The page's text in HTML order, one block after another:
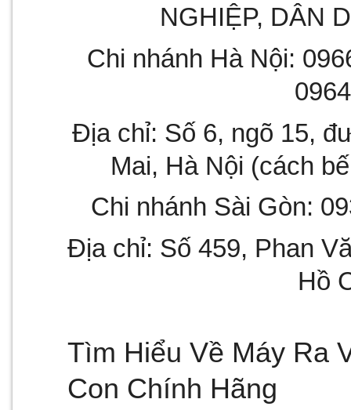
NGHIỆP, DÂN
Chi nhánh Hà Nội:
Địa chỉ: Số 6, ngõ 15,
Mai, Hà Nội (cách
Chi nhánh Sài Gòn:
Địa chỉ: Số 459, Phan
Hồ
Tìm Hiểu Về Máy Ra
Con Chính Hãng